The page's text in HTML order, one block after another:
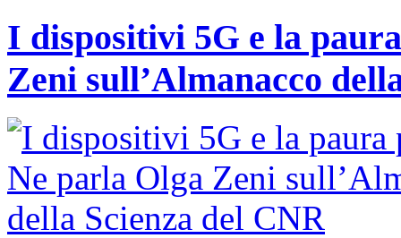
I dispositivi 5G e la
Zeni sull’Almanacco